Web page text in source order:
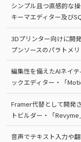
シンプル且つ直感的な
キーマエディター及び
3Dプリンター向けに開
プンソースのパラトメ
編集性を備えたAIネイ
ックエディター・「
Framer代替として開発
トビルダー・「Revyme」
音声でテキスト入力や